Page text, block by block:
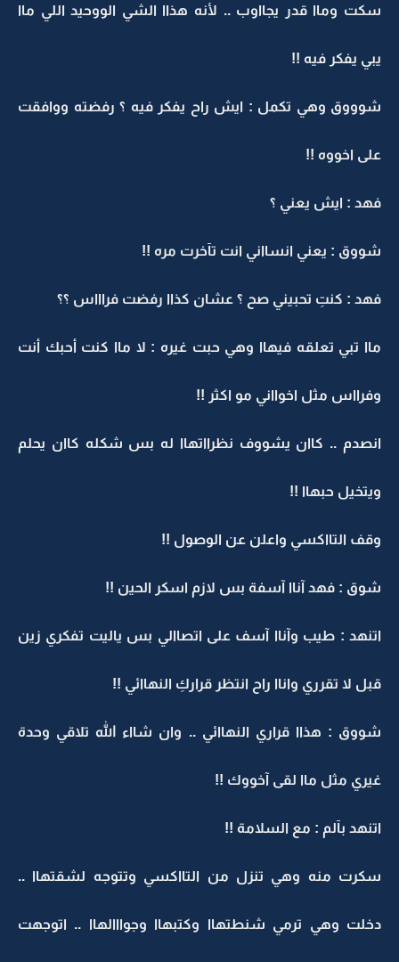
سكت وماا قدر يجااوب .. لأنه هذاا الشي الووحيد اللي ماا
يبي يفكر فيه !!
شوووق وهي تكمل : ايش راح يفكر فيه ؟ رفضته ووافقت
على اخووه !!
فهد : ايش يعني ؟
شووق : يعني انسااني انت تآخرت مره !!
فهد : كنتِ تحبيني صح ؟ عشان كذاا رفضت فراااس ؟؟
ماا تبي تعلقه فيهاا وهي حبت غيره : لا ماا كنت أحبك أنت
وفرااس مثل اخوااني مو اكثر !!
انصدم .. كاان يشووف نظرااتهاا له بس شكله كاان يحلم
ويتخيل حبهاا !!
وقف التااكسي واعلن عن الوصول !!
شوق : فهد آناا آسفة بس لازم اسكر الحين !!
اتنهد : طيب وآناا آسف على اتصاالي بس ياليت تفكري زين
قبل لا تقرري واناا راح انتظر قراركِ النهاائي !!
شووق : هذاا قراري النهاائي .. وان شااء الله تلاقي وحدة
غيري مثل ماا لقى آخووك !!
اتنهد بآلم : مع السلامة !!
سكرت منه وهي تنزل من التااكسي وتتوجه لشقتهاا ..
دخلت وهي ترمي شنطتهاا وكتبهاا وجوااالهاا .. اتوجهت